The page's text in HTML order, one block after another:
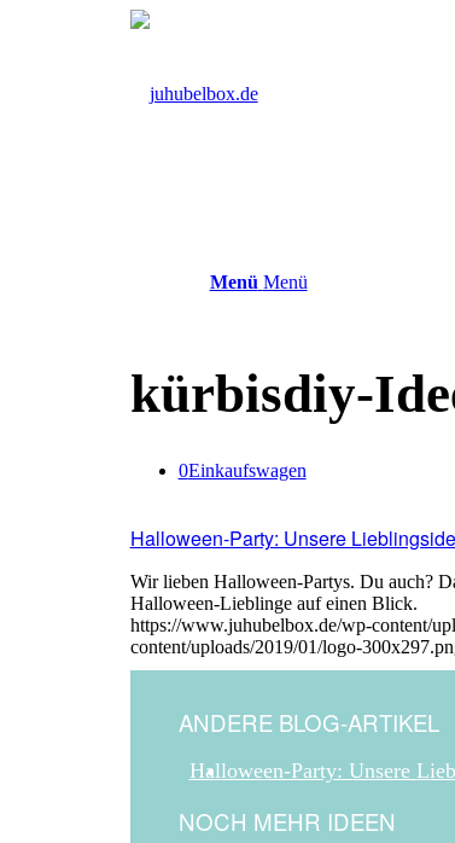
Menü Menü
0Einkaufswagen
kürbisdiy-
Halloween-Party: Unsere
Wir lieben Halloween-Partys. Du auch?
Halloween-Lieblinge auf einen Blick.
https://www.juhubelbox.de/wp-content/
content/uploads/2019/01/logo-
ANDERE BLOG-ARTIKEL
Halloween-Party: Unsere
NOCH MEHR IDEEN